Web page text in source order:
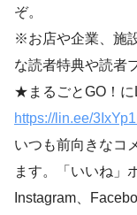
ぞ。
※お店や企業、施
な読者特典や読者
★まるごとGO！に
https://lin.ee/3IxYp1
いつも前向きなコ
ます。「いいね」
Instagram、